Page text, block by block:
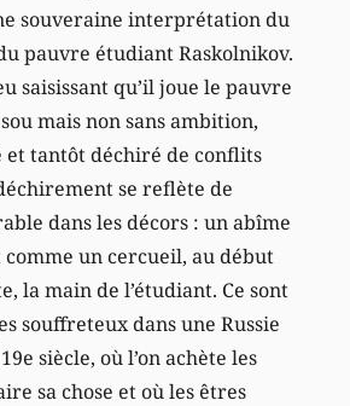
souveraine interprétation du
pauvre étudiant Raskolnikov.
saisissant qu’il joue le pauvre
mais non sans ambition,
tantôt déchiré de conflits
se reflète de
dans les décors : un abîme
comme un cercueil, au début
la main de l’étudiant. Ce sont
souffreteux dans une Russie
siècle, où l’on achète les
sa chose et où les êtres